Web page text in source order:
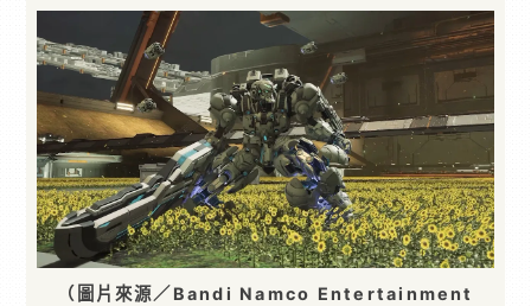
（圖片來源／Bandi Namco Entertainment